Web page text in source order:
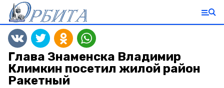
Глава Знаменска Владимир
Климкин посетил жилой район
Ракетный